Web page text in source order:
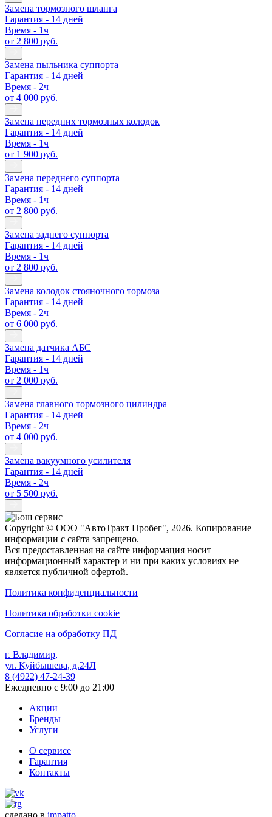
Замена тормозного шланга
Гарантия - 14 дней
Время - 1ч
от 2 800 руб.
Замена пыльника суппорта
Гарантия - 14 дней
Время - 2ч
от 4 000 руб.
Замена передних тормозных колодок
Гарантия - 14 дней
Время - 1ч
от 1 900 руб.
Замена переднего суппорта
Гарантия - 14 дней
Время - 1ч
от 2 800 руб.
Замена заднего суппорта
Гарантия - 14 дней
Время - 1ч
от 2 800 руб.
Замена колодок стояночного тормоза
Гарантия - 14 дней
Время - 2ч
от 6 000 руб.
Замена датчика АБС
Гарантия - 14 дней
Время - 1ч
от 2 000 руб.
Замена главного тормозного цилиндра
Гарантия - 14 дней
Время - 2ч
от 4 000 руб.
Замена вакуумного усилителя
Гарантия - 14 дней
Время - 2ч
от 5 500 руб.
Copyright © ООО "АвтоТракт Пробег", 2026. Копирование
информации с сайта запрещено.
Вся предоставленная на сайте информация носит
информационный характер и ни при каких условиях не
является публичной офертой.
Политика конфиденциальности
Политика обработки cookie
Согласие на обработку ПД
г. Владимир,
ул. Куйбышева, д.24Л
8 (4922) 47-24-39
Ежедневно с 9:00 до 21:00
Акции
Бренды
Услуги
О сервисе
Гарантия
Контакты
сделано в impatto